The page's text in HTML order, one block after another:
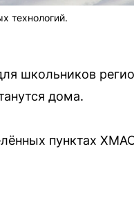
технологий.
школьников
дома.
пунктах